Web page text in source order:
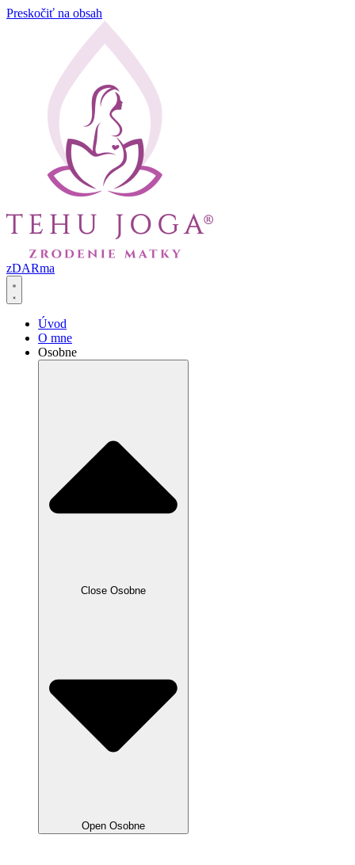
Preskočiť na obsah
zDARma
Úvod
O mne
Osobne
Close Osobne
Open Osobne